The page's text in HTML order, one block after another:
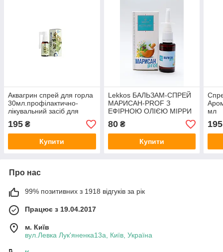
Аквагрин спрей для горла
30мл.профілактично-
лікувальний засіб для
зрошення порожнини рота
і горла
195 ₴
Купити
Lekkos БАЛЬЗАМ-СПРЕЙ
МАРИСАН-PROF З
ЕФІРНОЮ ОЛІЄЮ МІРРИ
30 МЛ З ДОЗАТОРОМ
СПРЕЙ ДЛЯ НОСА ПРИ
НЕЖИТІ НА ВОДНІЙ
ОСНОВІ 30мл.
80₴
Купити
мл
195
Про нас
99% позитивних з 1918 відгуків за рік
Працює з 19.04.2017
м. Київ
вул.Левка Лук'яненка13а, Київ, Україна